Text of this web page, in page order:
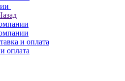
и оплата
оплата